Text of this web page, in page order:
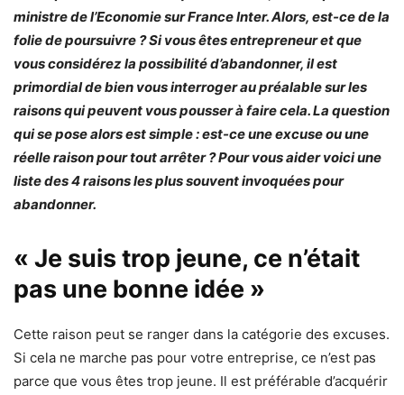
ministre de l’Economie sur France Inter. Alors, est-ce de la
folie de poursuivre ? Si vous êtes entrepreneur et que
vous considérez la possibilité d’abandonner, il est
primordial de bien vous interroger au préalable sur les
raisons qui peuvent vous pousser à faire cela. La question
qui se pose alors est simple : est-ce une excuse ou une
réelle raison pour tout arrêter ? Pour vous aider voici une
liste des 4 raisons les plus souvent invoquées pour
abandonner.
« Je suis trop jeune, ce n’était
pas une bonne idée »
Cette raison peut se ranger dans la catégorie des excuses.
Si cela ne marche pas pour votre entreprise, ce n’est pas
parce que vous êtes trop jeune. Il est préférable d’acquérir